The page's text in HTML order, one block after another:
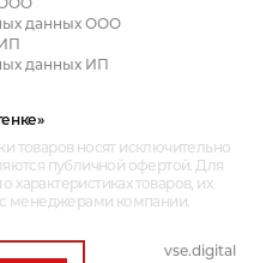
данных ООО
данных ИП
товаров носят исключительно
публичной офертой. Для
товаров, их
с менеджерами компании.
vse.digital